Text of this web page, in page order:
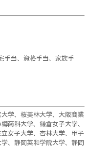
手当、資格手当、家族手
学、桜美林大学、大阪商業
商科大学、鎌倉女子大学、
女子大学、杏林大学、甲子
、静岡英和学院大学、静岡